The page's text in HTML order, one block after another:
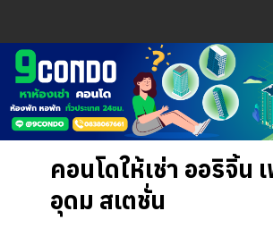
คอนโดให้เช่า ออริจิ้น
อุดม สเตชั่น